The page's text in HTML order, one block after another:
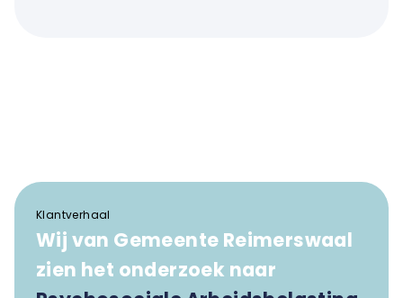
Klantverhaal
Wij van Gemeente Reimerswaal
zien het onderzoek naar